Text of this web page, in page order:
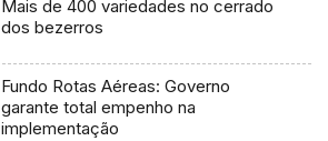
Mais de 400 variedades no cerrado
dos bezerros
Fundo Rotas Aéreas: Governo
garante total empenho na
implementação